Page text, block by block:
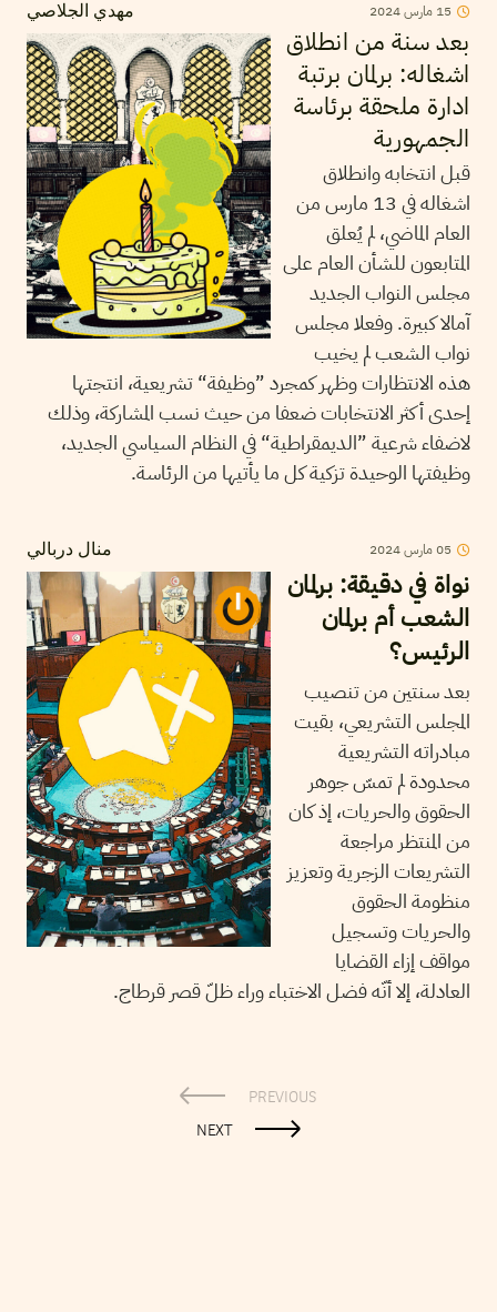
مهدي الجلاصي 15 مارس2024
بعد سنة من انطلاق
اشغاله: برلمان برتبة
ادارة ملحقة برئاسة
الجمهورية
قبل انتخابه وانطلاق
اشغاله في 13 مارس من
العام الماضي، لم يُعلق
المتابعون للشأن العام على
مجلس النواب الجديد
آمالا كبيرة. وفعلا مجلس
نواب الشعب لم يخيب
هذه الانتظارات وظهر كمجرد ”وظيفة“ تشريعية، انتجتها
إحدى أكثر الانتخابات ضعفا من حيث نسب المشاركة، وذلك
لاضفاء شرعية ”الديمقراطية“ في النظام السياسي الجديد،
وظيفتها الوحيدة تزكية كل ما يأتيها من الرئاسة.
منال دربالي 05مارس2024
نواة في دقيقة: برلمان
الشعب أم برلمان
الرئيس؟
بعد سنتين من تنصيب
المجلس التشريعي، بقيت
مبادراته التشريعية
محدودة لم تمسّ جوهر
الحقوق والحريات، إذ كان
من المنتظر مراجعة
التشريعات الزجرية وتعزيز
منظومة الحقوق
والحريات وتسجيل
مواقف إزاء القضايا
العادلة، إلا أنّه فضل الاختباء وراء ظلّ قصر قرطاج.
PREVIOUS
NEXT